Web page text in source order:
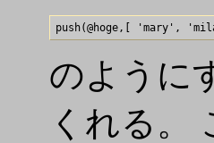
のように
くれる。